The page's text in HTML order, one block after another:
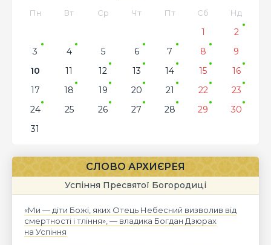
Пн Вт Ср Чт Пт Сб Нд
1
2
3
4 5 6 7 8
9
10
11 12 13 14 15
16
17
18 19 20 21 22
23
24
25 26 27 28 29
30
31
СЛОВО АРХИЄРЕЯ
Успіння Пресвятої Богородиці
«Ми — діти Божі, яких Отець Небесний визволив від
смертності і тління», — владика Богдан Дзюрах
на Успіння